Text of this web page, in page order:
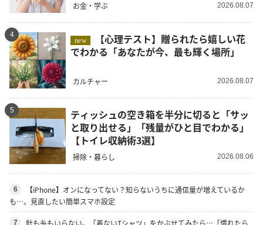
お金・学ぶ 2026.08.07
4
new
でわかる「あなたが今、最も輝く場所」
カルチャー 2026.08.07
5
ティッシュの空き箱を半分に切ると「サッ
と取り出せる」「残量がひと目でわかる」
【トイレ収納術3選】
掃除・暮らし 2026.08.06
6
【iPhone】オンになってない？知らないうちに通信量が増えているか
も…。見直したい簡単スマホ設定
7
針も糸もいらない。「着ないTシャツ」をかぶせてみたら…「慣れたら